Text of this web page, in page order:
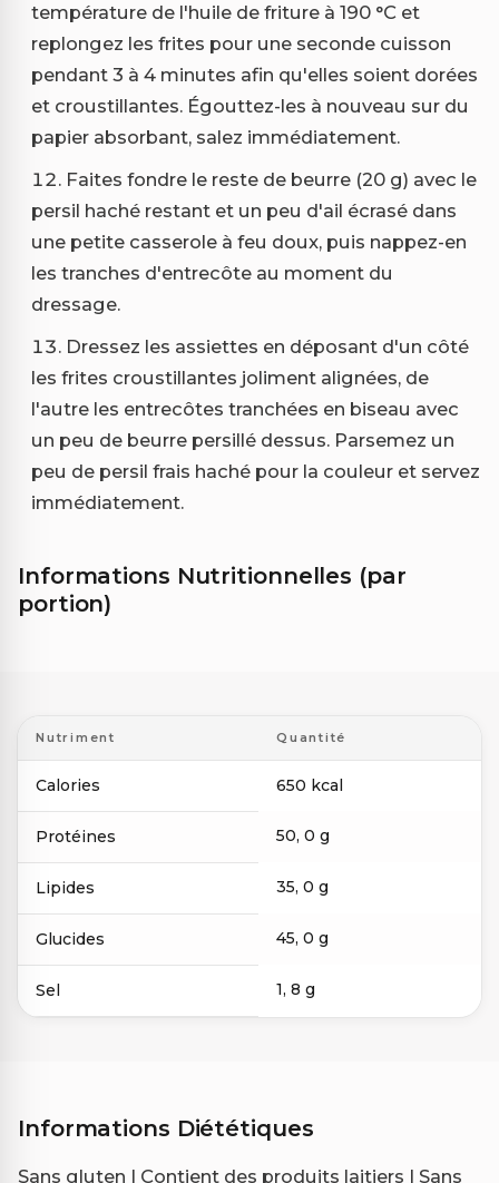
température de l'huile de friture à 190 °C et
replongez les frites pour une seconde cuisson
pendant 3 à 4 minutes afin qu'elles soient dorées
et croustillantes. Égouttez-les à nouveau sur du
papier absorbant, salez immédiatement.
Faites fondre le reste de beurre (20 g) avec le
persil haché restant et un peu d'ail écrasé dans
une petite casserole à feu doux, puis nappez-en
les tranches d'entrecôte au moment du
dressage.
Dressez les assiettes en déposant d'un côté
les frites croustillantes joliment alignées, de
l'autre les entrecôtes tranchées en biseau avec
un peu de beurre persillé dessus. Parsemez un
peu de persil frais haché pour la couleur et servez
immédiatement.
Informations Nutritionnelles (par
portion)
Nutriment Quantité
Calories 650 kcal
Protéines 50, 0 g
Lipides 35, 0 g
Glucides 45, 0 g
Sel 1, 8 g
Informations Diététiques
Sans gluten | Contient des produits laitiers | Sans